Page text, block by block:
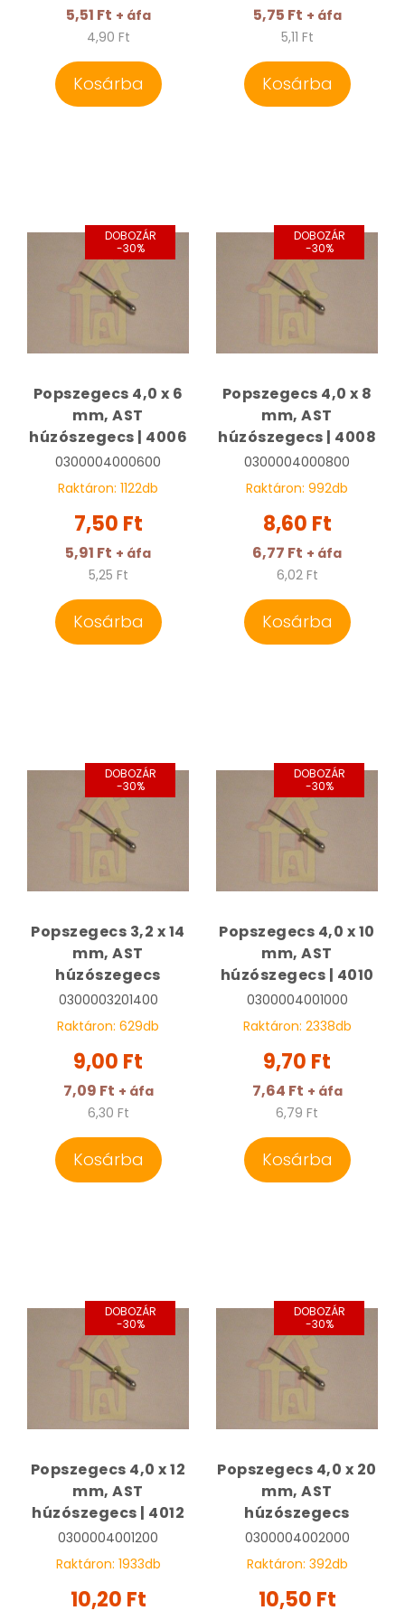
5,51 Ft + áfa
4,90 Ft
Kosárba
5,75 Ft + áfa
5,11 Ft
Kosárba
DOBOZÁR
-30%
Popszegecs 4,0 x 6
mm, AST
húzószegecs | 4006
0300004000600
Raktáron: 1122db
7,50 Ft
5,91 Ft + áfa
5,25 Ft
Kosárba
DOBOZÁR
-30%
Popszegecs 4,0 x 8
mm, AST
húzószegecs | 4008
0300004000800
Raktáron: 992db
8,60 Ft
6,77 Ft + áfa
6,02 Ft
Kosárba
DOBOZÁR
-30%
Popszegecs 3,2 x 14
mm, AST
húzószegecs
0300003201400
Raktáron: 629db
9,00 Ft
7,09 Ft + áfa
6,30 Ft
Kosárba
DOBOZÁR
-30%
Popszegecs 4,0 x 10
mm, AST
húzószegecs | 4010
0300004001000
Raktáron: 2338db
9,70 Ft
7,64 Ft + áfa
6,79 Ft
Kosárba
DOBOZÁR
-30%
Popszegecs 4,0 x 12
mm, AST
húzószegecs | 4012
0300004001200
Raktáron: 1933db
10,20 Ft
DOBOZÁR
-30%
Popszegecs 4,0 x 20
mm, AST
húzószegecs
0300004002000
Raktáron: 392db
10,50 Ft